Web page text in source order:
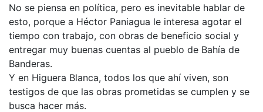
No se piensa en política, pero es inevitable hablar de
esto, porque a Héctor Paniagua le interesa agotar el
tiempo con trabajo, con obras de beneficio social y
entregar muy buenas cuentas al pueblo de Bahía de
Banderas.
Y en Higuera Blanca, todos los que ahí viven, son
testigos de que las obras prometidas se cumplen y se
busca hacer más.